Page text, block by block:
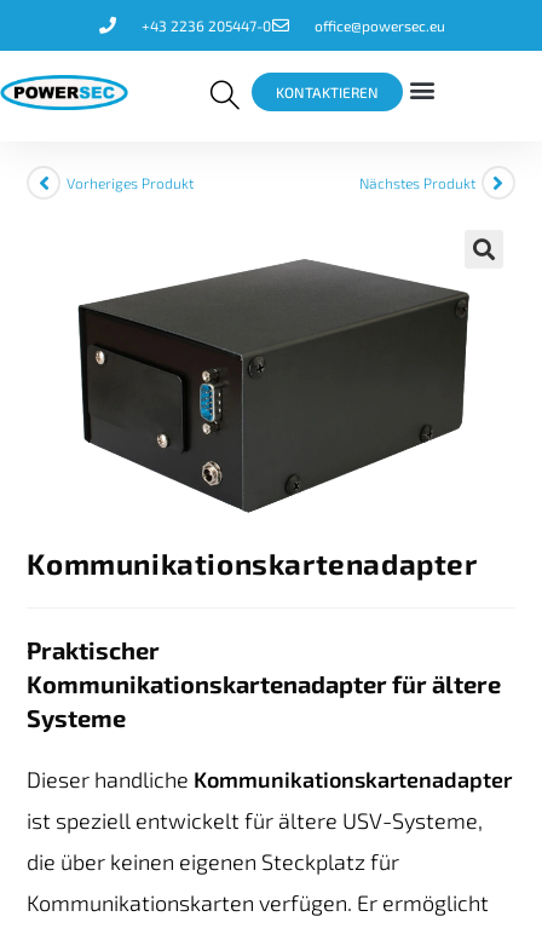
+43 2236 205447-0 office@powersec.eu
KONTAKTIEREN
Vorheriges Produkt Nächstes Produkt
Kommunikationskartenadapter
Praktischer
Kommunikationskartenadapter für ältere
Systeme
Dieser handliche Kommunikationskartenadapter
ist speziell entwickelt für ältere USV-Systeme,
die über keinen eigenen Steckplatz für
Kommunikationskarten verfügen. Er ermöglicht